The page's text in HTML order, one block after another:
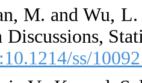
17. ‎Perlman‎, ‎M‎.
Tests‎, ‎with
381‎. [